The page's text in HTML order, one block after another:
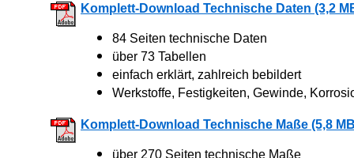
Komplett-Download Technische Daten (3,2
84 Seiten technische Daten
über 73 Tabellen
einfach erklärt, zahlreich bebildert
Werkstoffe, Festigkeiten, Gewinde,
Komplett-Download Technische Maße (5,8
über 270 Seiten technische Maße